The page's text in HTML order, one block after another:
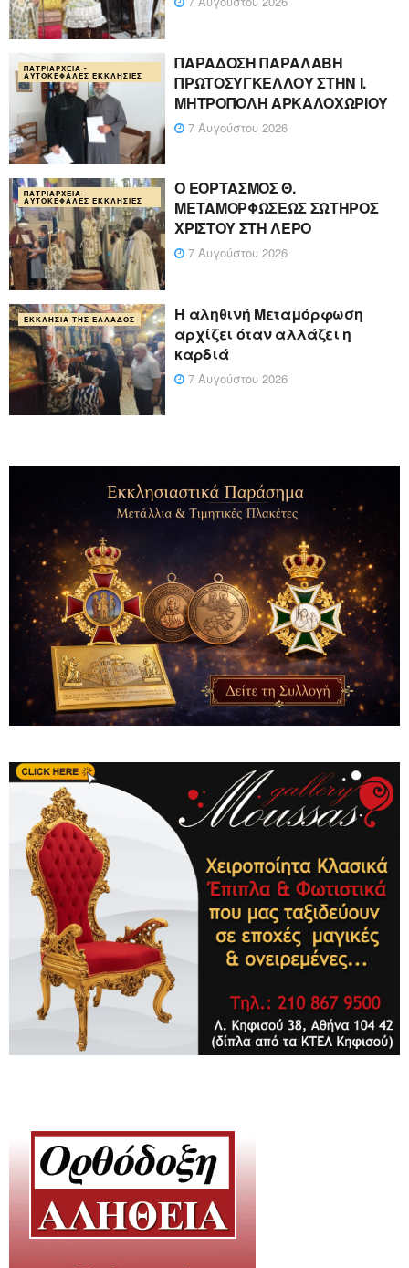
ΠΑΤΡΙΑΡΧΕΊΑ -
ΑΥΤΟΚΈΦΑΛΕΣ ΕΚΚΛΗΣΊΕΣ
ΠΑΡΑΔΟΣΗ ΠΑΡΑΛΑΒΗ
ΠΡΩΤΟΣΥΓΚΕΛΛΟΥ ΣΤΗΝ Ι.
ΜΗΤΡΟΠΟΛΗ ΑΡΚΑΛΟΧΩΡΙΟΥ
7 Αυγούστου 2026
ΠΑΤΡΙΑΡΧΕΊΑ -
ΑΥΤΟΚΈΦΑΛΕΣ ΕΚΚΛΗΣΊΕΣ
Ο ΕΟΡΤΑΣΜΟΣ Θ.
ΜΕΤΑΜΟΡΦΩΣΕΩΣ ΣΩΤΗΡΟΣ
ΧΡΙΣΤΟΥ ΣΤΗ ΛΕΡΟ
7 Αυγούστου 2026
ΕΚΚΛΗΣΊΑ ΤΗΣ ΕΛΛΆΔΟΣ
Η αληθινή Μεταμόρφωση
αρχίζει όταν αλλάζει η
καρδιά
7 Αυγούστου 2026